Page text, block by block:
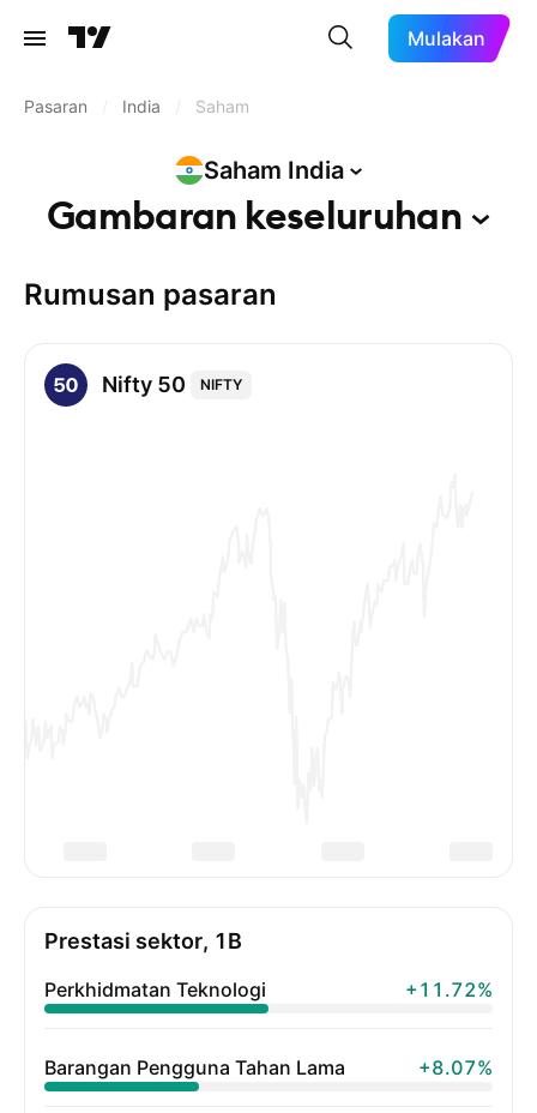
Mulakan
Pasaran India Saham
Saham India
Gambaran keseluruhan
Rumusan pasaran
Nifty 50 NIFTY
Prestasi sektor, 1B
Perkhidmatan Teknologi +11.72%
Barangan Pengguna Tahan Lama +8.07%